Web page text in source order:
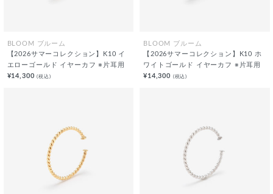
BLOOM ブルーム
【2026サマーコレクション】K10 イ
エローゴールド イヤーカフ ※片耳用
¥14,300(税込)
BLOOM ブルーム
【2026サマーコレクション】K10 ホ
ワイトゴールド イヤーカフ ※片耳用
¥14,300 (税込)